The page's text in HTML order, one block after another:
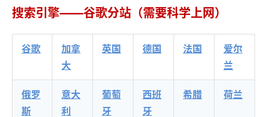
搜索引擎——谷歌分站（需要科学上网）
谷歌
加拿
大
英国 德国 法国
爱尔
兰
俄罗
斯
意大
利
葡萄
牙
西班
牙
希腊 荷兰